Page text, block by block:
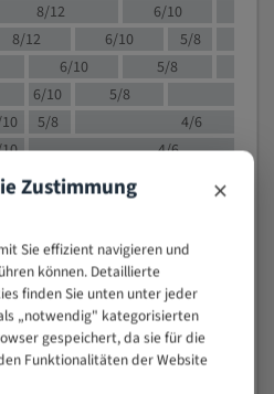
8/12 6/10
8/12 6/10
5/8
6/10
5/8
6/10 5/8
5/8
4/6
4/6
4/5
4/5
Zustimmung ×
Sie effizient navigieren und
können. Detaillierte
finden Sie unten unter jeder
„notwendig" kategorisierten
gespeichert, da sie für die
Funktionalitäten der Website